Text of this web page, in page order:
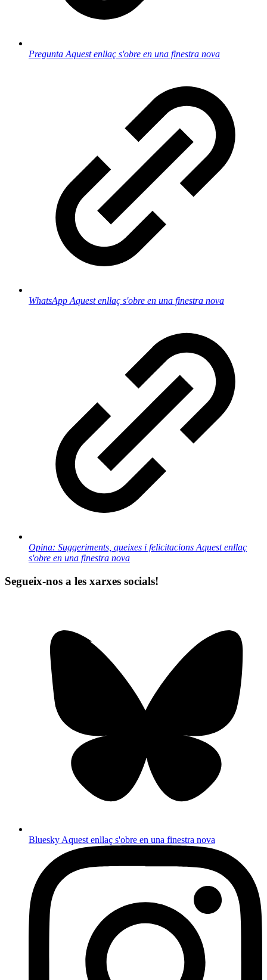
Pregunta Aquest enllaç s'obre en una finestra nova
WhatsApp Aquest enllaç s'obre en una finestra nova
Opina: Suggeriments, queixes i felicitacions Aquest enllaç
s'obre en una finestra nova
Segueix-nos a les xarxes socials!
Bluesky Aquest enllaç s'obre en una finestra nova